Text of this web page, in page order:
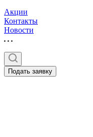
Акции
Контакты
Новости
Подать заявку